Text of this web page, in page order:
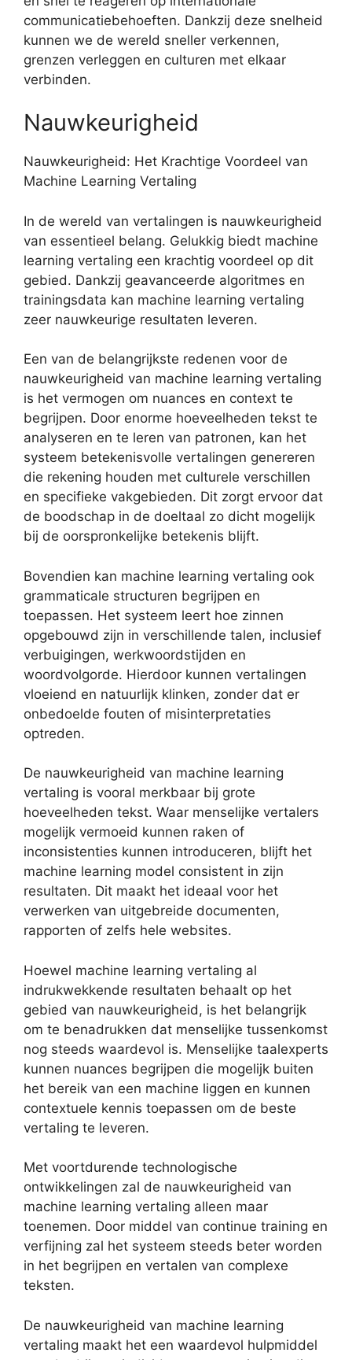
communicatiebehoeften. Dankzij deze snelheid
kunnen we de wereld sneller verkennen,
grenzen verleggen en culturen met elkaar
verbinden.
Nauwkeurigheid
Nauwkeurigheid: Het Krachtige Voordeel van
Machine Learning Vertaling
In de wereld van vertalingen is nauwkeurigheid
van essentieel belang. Gelukkig biedt machine
learning vertaling een krachtig voordeel op dit
gebied. Dankzij geavanceerde algoritmes en
trainingsdata kan machine learning vertaling
zeer nauwkeurige resultaten leveren.
Een van de belangrijkste redenen voor de
nauwkeurigheid van machine learning vertaling
is het vermogen om nuances en context te
begrijpen. Door enorme hoeveelheden tekst te
analyseren en te leren van patronen, kan het
systeem betekenisvolle vertalingen genereren
die rekening houden met culturele verschillen
en specifieke vakgebieden. Dit zorgt ervoor dat
de boodschap in de doeltaal zo dicht mogelijk
bij de oorspronkelijke betekenis blijft.
Bovendien kan machine learning vertaling ook
grammaticale structuren begrijpen en
toepassen. Het systeem leert hoe zinnen
opgebouwd zijn in verschillende talen, inclusief
verbuigingen, werkwoordstijden en
woordvolgorde. Hierdoor kunnen vertalingen
vloeiend en natuurlijk klinken, zonder dat er
onbedoelde fouten of misinterpretaties
optreden.
De nauwkeurigheid van machine learning
vertaling is vooral merkbaar bij grote
hoeveelheden tekst. Waar menselijke vertalers
mogelijk vermoeid kunnen raken of
inconsistenties kunnen introduceren, blijft het
machine learning model consistent in zijn
resultaten. Dit maakt het ideaal voor het
verwerken van uitgebreide documenten,
rapporten of zelfs hele websites.
Hoewel machine learning vertaling al
indrukwekkende resultaten behaalt op het
gebied van nauwkeurigheid, is het belangrijk
om te benadrukken dat menselijke tussenkomst
nog steeds waardevol is. Menselijke taalexperts
kunnen nuances begrijpen die mogelijk buiten
het bereik van een machine liggen en kunnen
contextuele kennis toepassen om de beste
vertaling te leveren.
Met voortdurende technologische
ontwikkelingen zal de nauwkeurigheid van
machine learning vertaling alleen maar
toenemen. Door middel van continue training en
verfijning zal het systeem steeds beter worden
in het begrijpen en vertalen van complexe
teksten.
De nauwkeurigheid van machine learning
vertaling maakt het een waardevol hulpmiddel